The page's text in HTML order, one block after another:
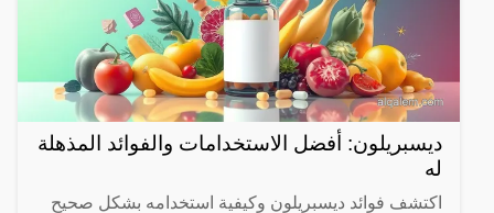
ديسبريلون: أفضل الاستخدامات والفوائد المذهلة
له
اكتشف فوائد ديسبريلون وكيفية استخدامه بشكل صحيح